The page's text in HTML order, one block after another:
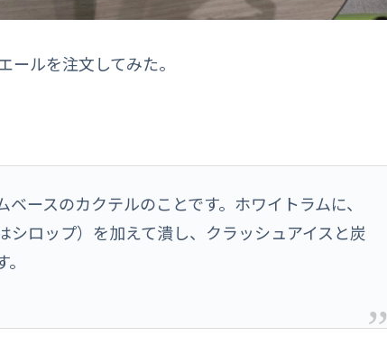
ルを注文してみた。
ースのカクテルのことです。ホワイトラムに、
シロップ）を加えて潰し、クラッシュアイスと炭